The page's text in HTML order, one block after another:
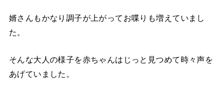
婿さんもかなり調子が上がってお喋りも増えていまし
た。
そんな大人の様子を赤ちゃんはじっと見つめて時々声を
あげていました。